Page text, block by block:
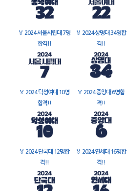
🏅 2024 서울시립대 7명
합격!!
🏅 2024 상명대 34명합
격!!
🏅 2024 덕성여대 10명
합격!!
🏅 2024 중앙대 6명합
격!!
🏅 2024 단국대 12명합
격!!
🏅 2024 연세대 16명합
격!!